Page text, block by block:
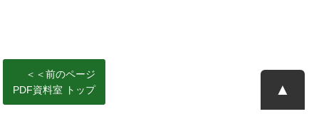
＜＜前のページ
PDF資料室 トップ
▲